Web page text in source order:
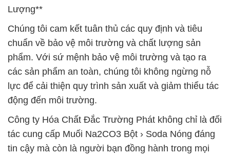
Lượng**
Chúng tôi cam kết tuân thủ các quy định và tiêu
chuẩn về bảo vệ môi trường và chất lượng sản
phẩm. Với sứ mệnh bảo vệ môi trường và tạo ra
các sản phẩm an toàn, chúng tôi không ngừng nỗ
lực để cải thiện quy trình sản xuất và giảm thiểu tác
động đến môi trường.
Công ty Hóa Chất Đắc Trường Phát không chỉ là đối
tác cung cấp Muối Na2CO3 Bột › Soda Nóng đáng
tin cậy mà còn là người bạn đồng hành trong mọi